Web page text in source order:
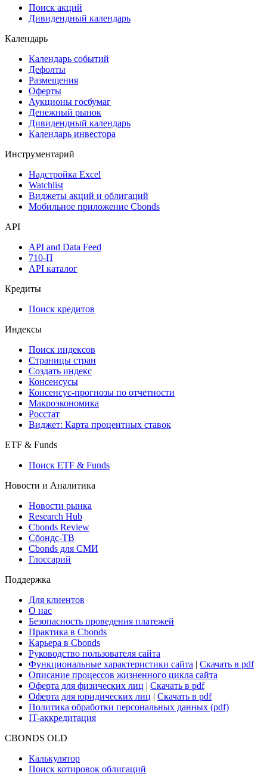
Поиск акций
Дивидендный календарь
Календарь
Календарь событий
Дефолты
Размещения
Оферты
Аукционы госбумаг
Денежный рынок
Дивидендный календарь
Календарь инвестора
Инструментарий
Надстройка Excel
Watchlist
Виджеты акций и облигаций
Мобильное приложение Cbonds
API
API and Data Feed
710-П
API каталог
Кредиты
Поиск кредитов
Индексы
Поиск индексов
Страницы стран
Создать индекс
Консенсусы
Консенсус-прогнозы по отчетности
Макроэкономика
Росстат
Виджет: Карта процентных ставок
ETF & Funds
Поиск ETF & Funds
Новости и Аналитика
Новости рынка
Research Hub
Cbonds Review
Сбондс-ТВ
Cbonds для СМИ
Глоссарий
Поддержка
Для клиентов
О нас
Безопасность проведения платежей
Практика в Cbonds
Карьера в Cbonds
Руководство пользователя сайта
Функциональные характеристики сайта | Скачать в pdf
Описание процессов жизненного цикла сайта
Оферта для физических лиц | Скачать в pdf
Оферта для юридических лиц | Скачать в pdf
Политика обработки персональных данных (pdf)
IT-аккредитация
CBONDS OLD
Калькулятор
Поиск котировок облигаций